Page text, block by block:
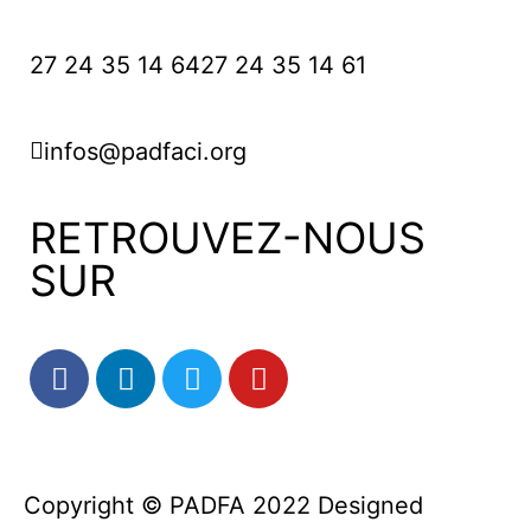
27 24 35 14 6427 24 35 14 61
infos@padfaci.org
RETROUVEZ-NOUS
SUR
Copyright © PADFA 2022 Designed